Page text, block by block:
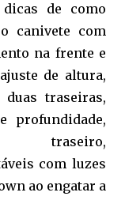
de como
canivete com
na frente e
de altura,
traseiras,
profundidade,
traseiro,
com luzes
ao engatar a